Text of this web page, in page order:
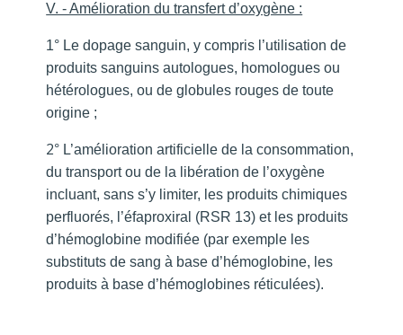
V. - Amélioration du transfert d’oxygène :
1° Le dopage sanguin, y compris l’utilisation de
produits sanguins autologues, homologues ou
hétérologues, ou de globules rouges de toute
origine ;
2° L’amélioration artificielle de la consommation,
du transport ou de la libération de l’oxygène
incluant, sans s’y limiter, les produits chimiques
perfluorés, l’éfaproxiral (RSR 13) et les produits
d’hémoglobine modifiée (par exemple les
substituts de sang à base d’hémoglobine, les
produits à base d’hémoglobines réticulées).